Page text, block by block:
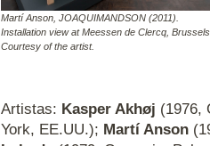
Martí Anson, JOAQUIMANDSON (2011).
Installation view at Meessen de Clercq,
Courtesy of the artist.
Artistas: Kasper Akhøj (1976,
York, EE.UU.); Martí Anson